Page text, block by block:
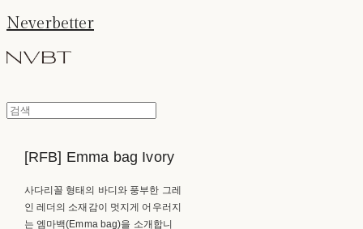
Neverbetter
[RFB] Emma bag Ivory
사다리꼴 형태의 바디와 풍부한 그레
인 레더의 소재감이 멋지게 어우러지
는 엠마백(Emma bag)을 소개합니